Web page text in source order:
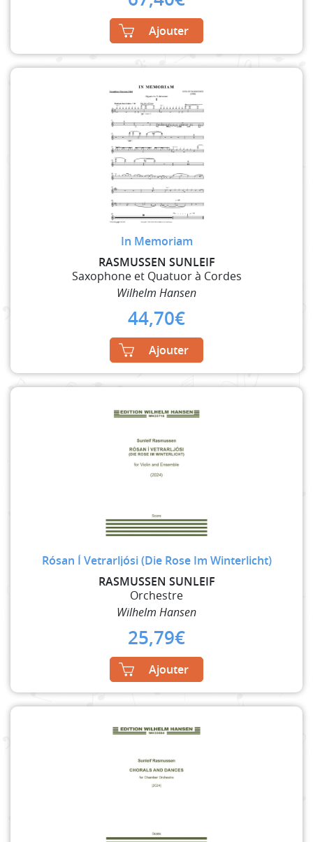
Ajouter
In Memoriam
RASMUSSEN SUNLEIF
Saxophone et Quatuor à Cordes
Wilhelm Hansen
44,70€
Ajouter
Rósan Í Vetrarljósi (Die Rose Im Winterlicht)
RASMUSSEN SUNLEIF
Orchestre
Wilhelm Hansen
25,79€
Ajouter